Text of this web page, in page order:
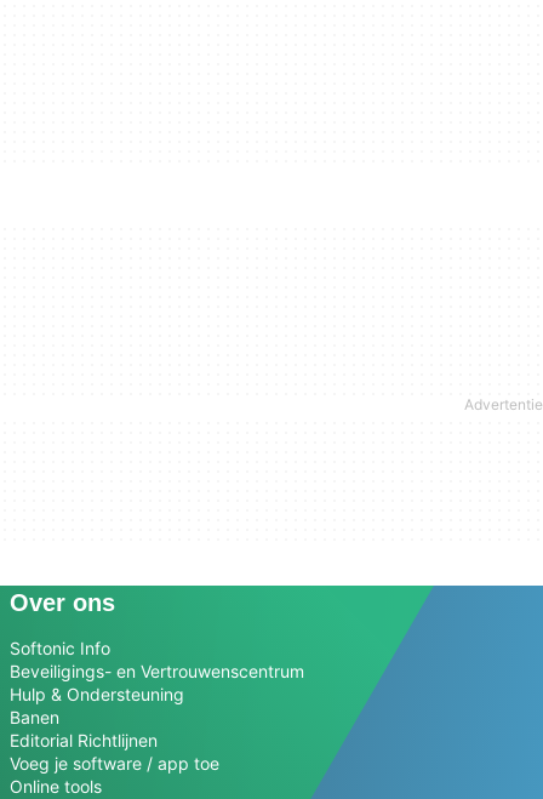
Over ons
Softonic Info
Beveiligings- en Vertrouwenscentrum
Hulp & Ondersteuning
Banen
Editorial Richtlijnen
Voeg je software / app toe
Online tools